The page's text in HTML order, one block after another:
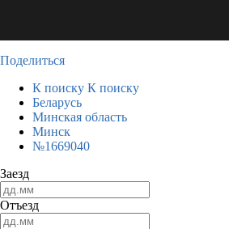
Поделиться
К поиску К поиску
Беларусь
Минская область
Минск
№1669040
Заезд
Отъезд